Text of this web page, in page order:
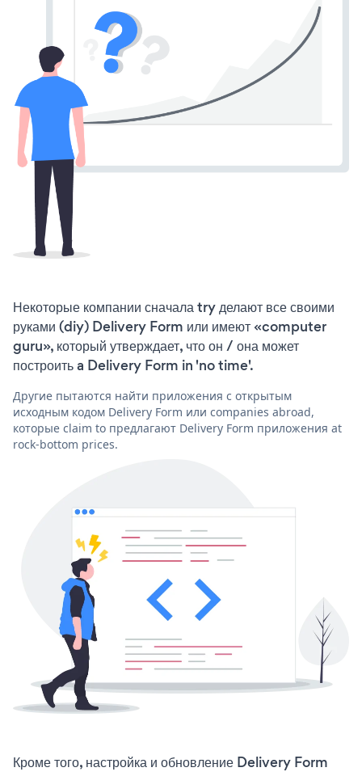
Некоторые компании сначала try делают все своими
руками (diy) Delivery Form или имеют «computer
guru», который утверждает, что он / она может
построить a Delivery Form in 'no time'.
Другие пытаются найти приложения с открытым
исходным кодом Delivery Form или companies abroad,
которые claim to предлагают Delivery Form приложения at
rock-bottom prices.
Кроме того, настройка и обновление Delivery Form